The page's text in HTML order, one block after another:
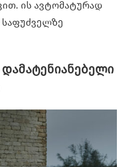
ის ავტომატურად
საფუძველზე